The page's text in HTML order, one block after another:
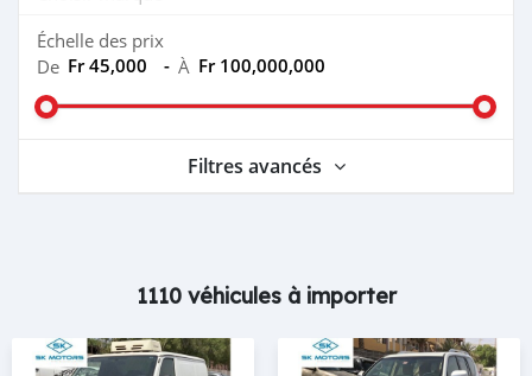
Échelle des prix
De Fr 45,000 - À Fr 100,000,000
Filtres avancés
1110 véhicules à importer